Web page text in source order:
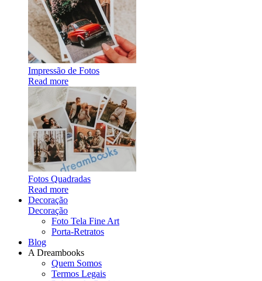
Impressão de Fotos
Read more
Fotos Quadradas
Read more
Decoração
Decoração
Foto Tela Fine Art
Porta-Retratos
Blog
A Dreambooks
Quem Somos
Termos Legais